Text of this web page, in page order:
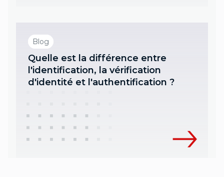
Blog
Quelle est la différence entre
l'identification, la vérification
d'identité et l'authentification ?